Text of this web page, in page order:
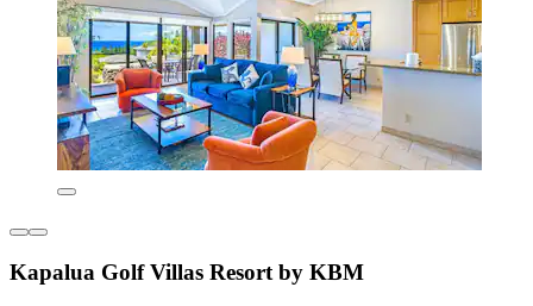
Kapalua Golf Villas Resort by KBM